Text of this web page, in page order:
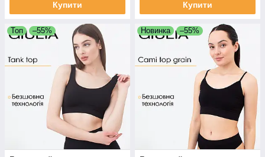
Купити Купити
Топ –55% Новинка –55%